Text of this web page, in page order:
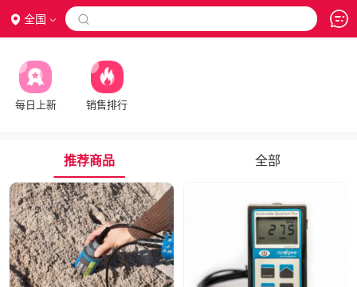
全国 
每日上新 销售排行
推荐商品 全部